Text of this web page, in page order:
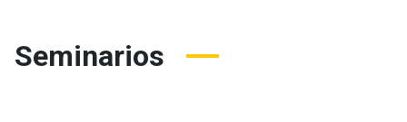
Seminarios